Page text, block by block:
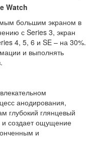
Watch
большим экраном в
с Series 3, экран
4, 5, 6 и SE – на 30%.
и выполнять
анодирования,
глубокий глянцевый
и создает ощущение
и